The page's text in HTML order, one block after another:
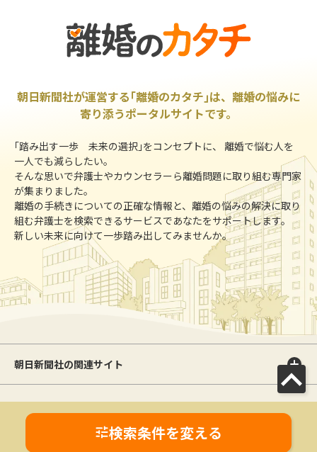
検索条件を変える
朝日新聞社が運営する｢離婚のカタチ｣は、離婚の悩みに
寄り添うポータルサイトです。
｢踏み出す一歩 未来の選択｣をコンセプトに、 離婚で悩む人を
一人でも減らしたい。
そんな思いで弁護士やカウンセラーら離婚問題に取り組む専門家
が集まりました。
離婚の手続きについての正確な情報と、離婚の悩みの解決に取り
組む弁護士を検索できるサービスであなたをサポートします。
新しい未来に向けて一歩踏み出してみませんか。
朝日新聞社の関連サイト
離婚のカタチ利用規約
離婚のカタチプライバシーポリシー
利用者情報の外部送信